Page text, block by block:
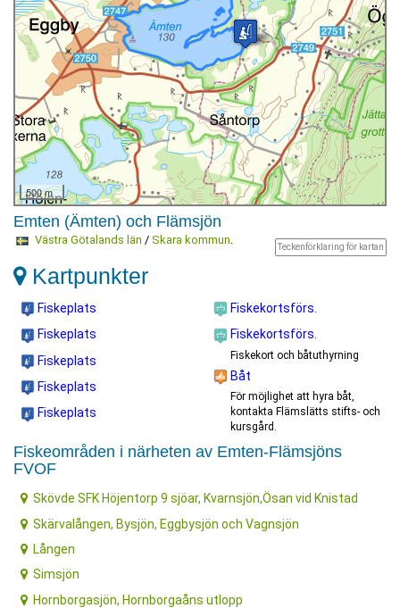
500 m
Emten (Ämten) och Flämsjön
Teckenförklaring för kartan
Västra Götalands län / Skara kommun.
Kartpunkter
Fiskeplats
Fiskeplats
Fiskeplats
Fiskeplats
Fiskeplats
Fiskekortsförs.
Fiskekortsförs.
Fiskekort och båtuthyrning
Båt
För möjlighet att hyra båt,
kontakta Flämslätts stifts- och
kursgård.
Fiskeområden i närheten av Emten-Flämsjöns
FVOF
Skövde SFK Höjentorp 9 sjöar, Kvarnsjön,Ösan vid Knistad
Skärvalången, Bysjön, Eggbysjön och Vagnsjön
Lången
Simsjön
Hornborgasjön, Hornborgaåns utlopp